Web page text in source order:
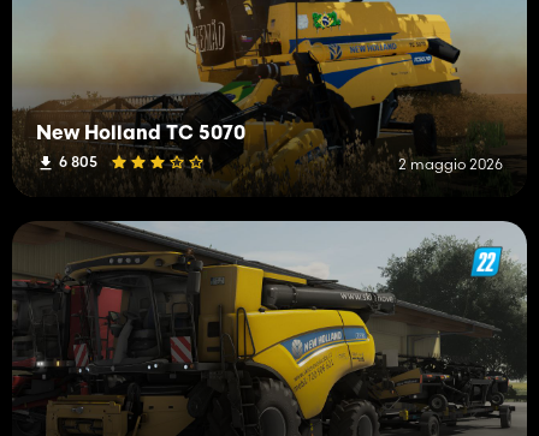
New Holland TC 5070
6 805 2 maggio 2026